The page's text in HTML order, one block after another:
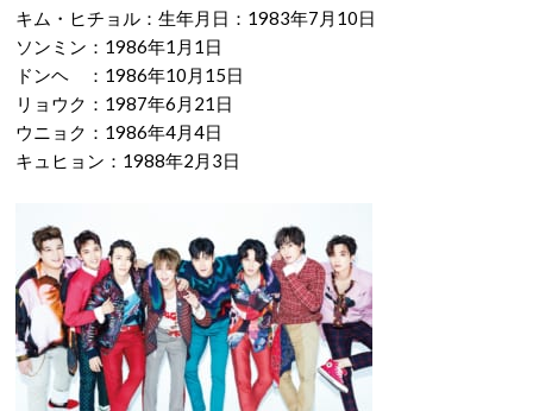
キム・ヒチョル：生年月日：1983年7月10日
ソンミン：1986年1月1日
ドンヘ ：1986年10月15日
リョウク：1987年6月21日
ウニョク：1986年4月4日
キュヒョン：1988年2月3日